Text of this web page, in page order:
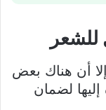
للشعر
إلا أن هناك بعض
إليها لضمان